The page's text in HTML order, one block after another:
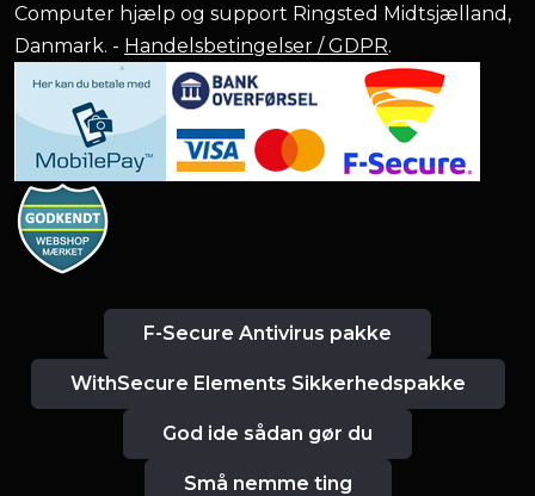
Computer hjælp og support Ringsted Midtsjælland,
Danmark. - Handelsbetingelser / GDPR.
F-Secure Antivirus pakke
WithSecure Elements Sikkerhedspakke
God ide sådan gør du
Små nemme ting